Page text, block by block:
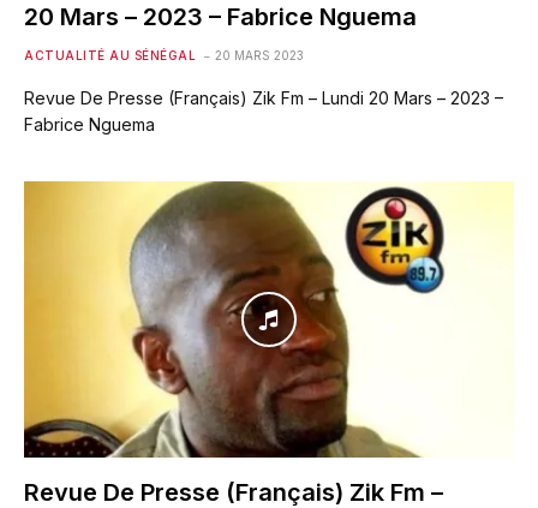
20 Mars – 2023 – Fabrice Nguema
ACTUALITÉ AU SÉNÉGAL 20 MARS 2023
Revue De Presse (Français) Zik Fm – Lundi 20 Mars – 2023 –
Fabrice Nguema
Revue De Presse (Français) Zik Fm –